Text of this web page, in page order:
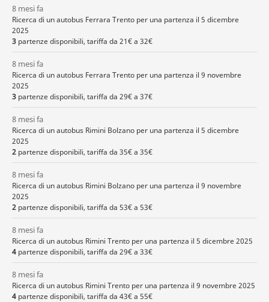
8 mesi fa
Ricerca di un autobus Ferrara Trento per una partenza il 5 dicembre
2025
3 partenze disponibili, tariffa da 21€ a 32€
8 mesi fa
Ricerca di un autobus Ferrara Trento per una partenza il 9 novembre
2025
3 partenze disponibili, tariffa da 29€ a 37€
8 mesi fa
Ricerca di un autobus Rimini Bolzano per una partenza il 5 dicembre
2025
2 partenze disponibili, tariffa da 35€ a 35€
8 mesi fa
Ricerca di un autobus Rimini Bolzano per una partenza il 9 novembre
2025
2 partenze disponibili, tariffa da 53€ a 53€
8 mesi fa
Ricerca di un autobus Rimini Trento per una partenza il 5 dicembre 2025
4 partenze disponibili, tariffa da 29€ a 33€
8 mesi fa
Ricerca di un autobus Rimini Trento per una partenza il 9 novembre 2025
4 partenze disponibili, tariffa da 43€ a 55€